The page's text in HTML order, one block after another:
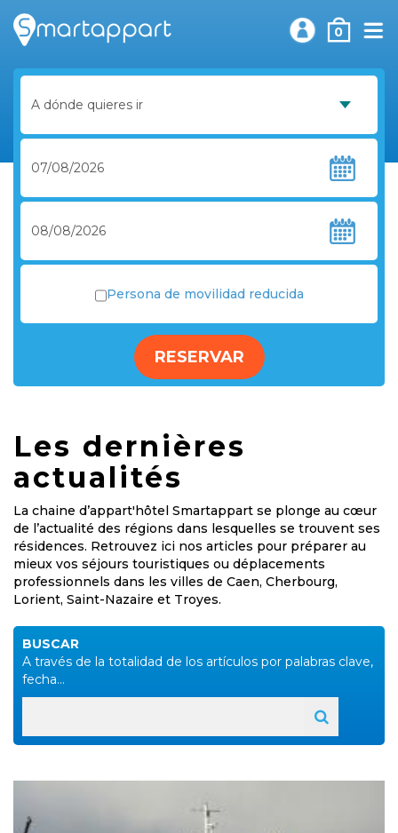
0
Persona de movilidad reducida
RESERVAR
Les dernières
actualités
La chaine d’appart'hôtel Smartappart se plonge au cœur
de l’actualité des régions dans lesquelles se trouvent ses
résidences. Retrouvez ici nos articles pour préparer au
mieux vos séjours touristiques ou déplacements
professionnels dans les villes de Caen, Cherbourg,
Lorient, Saint-Nazaire et Troyes.
BUSCAR
A través de la totalidad de los artículos por palabras clave,
fecha...